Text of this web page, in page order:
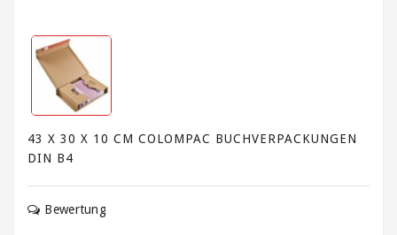
Ladungssicherung
und
Umreifung
Lagerbedarf
Waagen
43 X 30 X 10 CM COLOMPAC BUCHVERPACKUNGEN
DIN B4
Bewertung